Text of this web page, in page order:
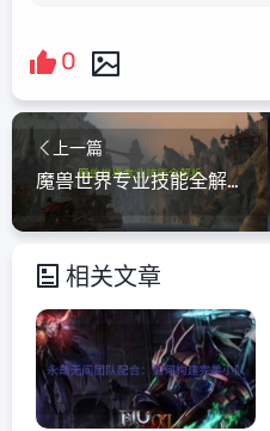
0
上一篇
魔兽世界专业技能全解析
相关文章